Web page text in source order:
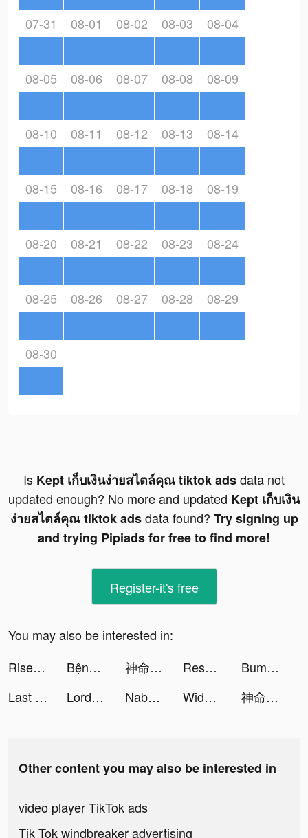
07-31 08-01 08-02 08-03 08-04
08-05 08-06 08-07 08-08 08-09
08-10 08-11 08-12 08-13 08-14
08-15 08-16 08-17 08-18 08-19
08-20 08-21 08-22 08-23 08-24
08-25 08-26 08-27 08-28 08-29
08-30
Is Kept เก็บเงินง่ายสไตล์คุณ tiktok adsdata not
updated enough? No more and updated Kept เก็บเงิน
ง่ายสไตล์คุณ tiktok adsdata found? Try signing up
and trying Pipiads for free to find more!
Register-it's free
You may also be interested in:
Rise of Kingdoms tiktok ads
Bệnh Viện Kỳ Thú tiktok ads 神命：天選之人 tiktok ads Resortopia tiktok ads
Bumble - Dating & Meet People tiktok ads
Last Fortress tiktok ads
Lords Mobile: Tower Defense tiktok ads Nabhuto tiktok ads Widgets Kit Wallpapers & Icons tiktok ads 神命：天選之人 tiktok ads
Other content you may also be interested in
video player TikTok ads
Tik Tok windbreaker advertising